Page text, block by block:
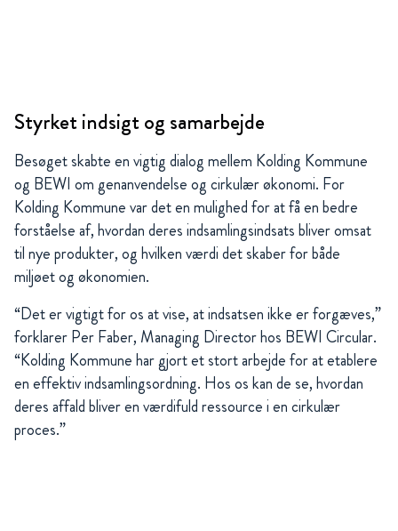
Styrket indsigt og samarbejde
Besøget skabte en vigtig dialog mellem Kolding Kommune
og BEWI om genanvendelse og cirkulær økonomi. For
Kolding Kommune var det en mulighed for at få en bedre
forståelse af, hvordan deres indsamlingsindsats bliver omsat
til nye produkter, og hvilken værdi det skaber for både
miljøet og økonomien.
“Det er vigtigt for os at vise, at indsatsen ikke er forgæves,”
forklarer Per Faber, Managing Director hos BEWI Circular.
“Kolding Kommune har gjort et stort arbejde for at etablere
en effektiv indsamlingsordning. Hos os kan de se, hvordan
deres affald bliver en værdifuld ressource i en cirkulær
proces.”